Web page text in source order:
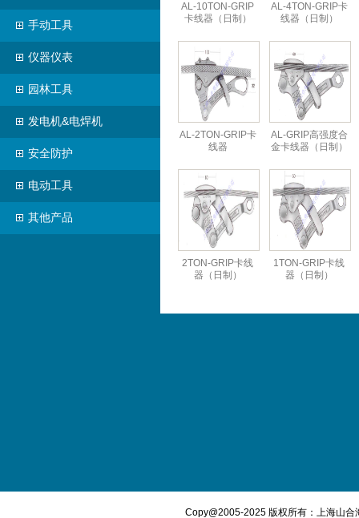
手动工具
仪器仪表
园林工具
发电机&电焊机
安全防护
电动工具
其他产品
AL-10TON-GRIP
卡线器（日制）
AL-4TON-GRIP卡
线器（日制）
AL-2TON-GRIP卡
线器
AL-GRIP高强度合
金卡线器（日制）
2TON-GRIP卡线
器（日制）
1TON-GRIP卡线
器（日制）